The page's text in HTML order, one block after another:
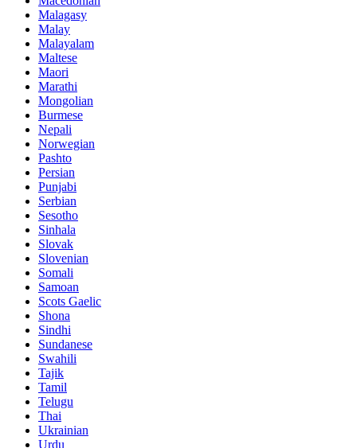
Malagasy
Malay
Malayalam
Maltese
Maori
Marathi
Mongolian
Burmese
Nepali
Norwegian
Pashto
Persian
Punjabi
Serbian
Sesotho
Sinhala
Slovak
Slovenian
Somali
Samoan
Scots Gaelic
Shona
Sindhi
Sundanese
Swahili
Tajik
Tamil
Telugu
Thai
Ukrainian
Urdu